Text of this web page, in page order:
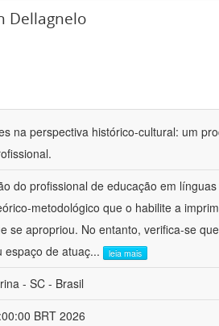
Dellagnelo
na perspectiva histórico-cultural: um
do profissional de educação em
metodológico que o habilite a
se apropriou. No entanto, verifica-se
espaço de atuaç... leia mais
- SC - Brasil
BRT 2026